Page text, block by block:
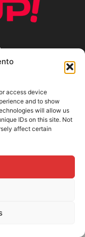
access device
and to show
will allow us
IDs on this site. Not
affect certain